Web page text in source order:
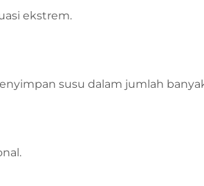
ekstrem.
susu dalam jumlah